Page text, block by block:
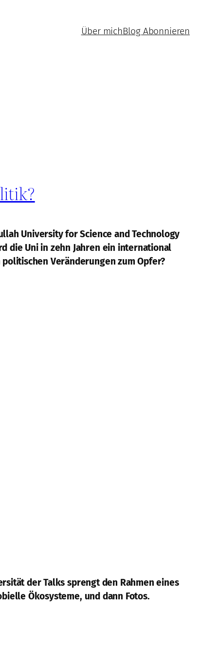
Über michBlog Abonnieren
University for Science and Technology
die Uni in zehn Jahren ein international
Veränderungen zum Opfer?
der Talks sprengt den Rahmen eines
Ökosysteme, und dann Fotos.